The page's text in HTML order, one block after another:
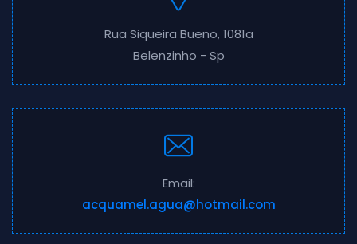
Rua Siqueira Bueno, 1081a
Belenzinho - Sp
Email:
acquamel.agua@hotmail.com